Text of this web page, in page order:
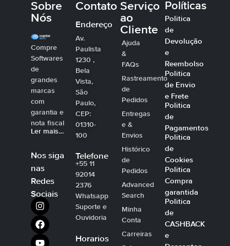
Sobre
Nós
Compre
Softwares
de
grandes
marcas
com
garantia e
nota fiscal
Ler mais…
Nos siga
nas
Redes
Sociais
Contato
Endereço
Av.
Paulista
1230 ,
Bela
Vista,
São
Paulo,
CEP:
01310-
100
Telefone
+55 11
92014
2376
Whatsapp
Suporte e
Ouvidoria
Horarios
Serviço
ao
Cliente
Ajuda
&
FAQs
Rastreamento
de
Pedidos
Entregas
e &
Envios
Histórico
de
Pedidos
Advanced
Search
Minha
Conta
Carreiras
Políticas
Politica
de
Devolução
e
Reembolso
Politica
de Envio
e Frete
Politica
de
Pagamentos
Politica
de
Cookies
Politica
Compra
garantida
Politica
de
CASHBACK
e